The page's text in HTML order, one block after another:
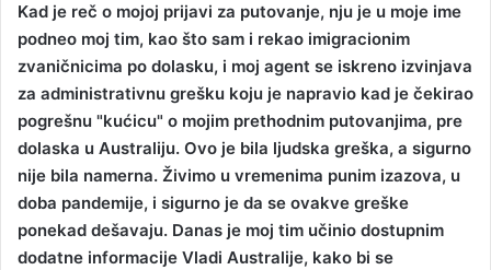
Kad je reč o mojoj prijavi za putovanje, nju je u moje ime
podneo moj tim, kao što sam i rekao imigracionim
zvaničnicima po dolasku, i moj agent se iskreno izvinjava
za administrativnu grešku koju je napravio kad je čekirao
pogrešnu "kućicu" o mojim prethodnim putovanjima, pre
dolaska u Australiju. Ovo je bila ljudska greška, a sigurno
nije bila namerna. Živimo u vremenima punim izazova, u
doba pandemije, i sigurno je da se ovakve greške
ponekad dešavaju. Danas je moj tim učinio dostupnim
dodatne informacije Vladi Australije, kako bi se